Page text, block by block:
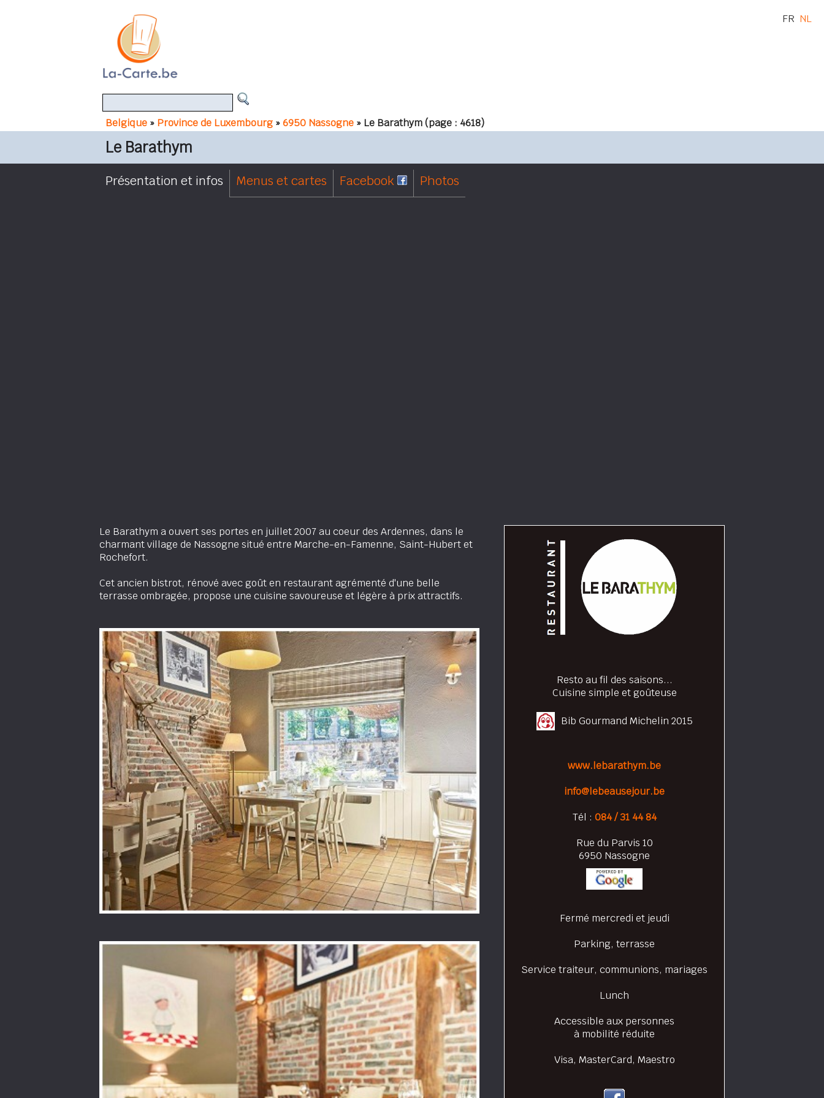
Belgique » Province de Luxembourg »6950 Nassogne » Le Barathym(page : 4618)
FR NL
Le Barathym
Présentation et infos Menus et cartes Facebook Photos
Le Barathym a ouvert ses portes en juillet 2007 au coeur des Ardennes, dans le
charmant village de Nassogne situé entre Marche-en-Famenne, Saint-Hubert et
Rochefort.
Cet ancien bistrot, rénové avec goût en restaurant agrémenté d'une belle
terrasse ombragée, propose une cuisine savoureuse et légère à prix attractifs.
Resto au fil des saisons...
Cuisine simple et goûteuse
Bib Gourmand Michelin 2015
www.lebarathym.be
info@lebeausejour.be
Tél : 084 / 31 44 84
Rue du Parvis 10
6950 Nassogne
Fermé mercredi et jeudi
Parking, terrasse
Service traiteur, communions, mariages
Lunch
Accessible aux personnes
à mobilité réduite
Visa, MasterCard, Maestro